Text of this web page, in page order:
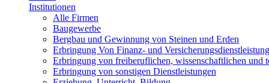
Institutionen
Alle Firmen
Baugewerbe
Bergbau und Gewinnung von Steinen und Erden
Erbringung Von Finanz- und
Erbringung von freiberuflichen, wissenschaftlichen und
Erbringung von sonstigen Dienstleistungen